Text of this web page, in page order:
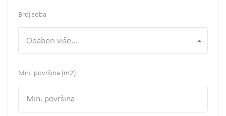
Broj soba
Odaberi više...
Min. površina (m2)